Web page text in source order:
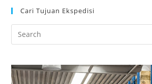
Cari Tujuan Ekspedisi